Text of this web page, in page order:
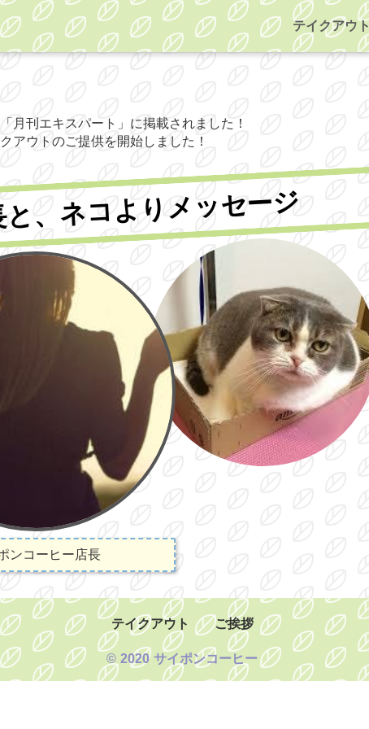
テイクアウト
月刊エキスパート」に掲載されました！
ウトのご提供を開始しました！
、ネコよりメッセージ
ンコーヒー店長
テイクアウト ご挨拶
© 2020 サイポンコーヒー